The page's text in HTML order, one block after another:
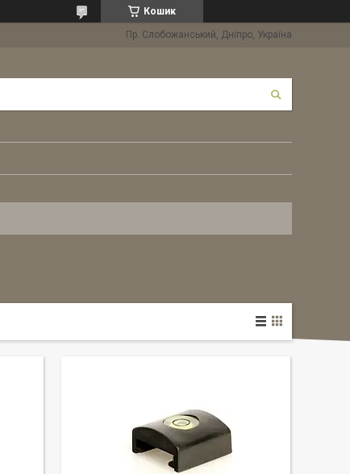
Кошик
Пр. Слобожанський, Дніпро, Україна